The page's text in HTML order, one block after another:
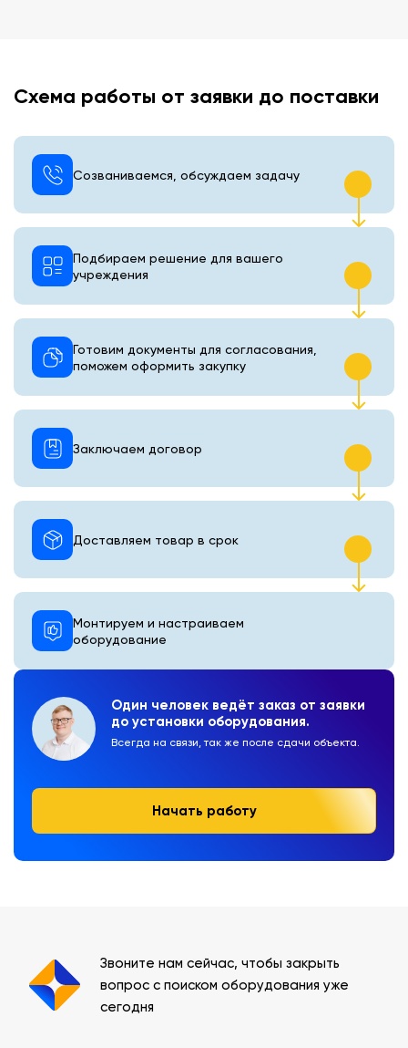
Схема работы от заявки до поставки
Один человек ведёт заказ от заявки
до установки оборудования.
Всегда на связи, так же после сдачи объекта.
Начать работу
Созваниваемся, обсуждаем задачу
Подбираем решение для вашего
учреждения
Готовим документы для согласования,
поможем оформить закупку
Монтируем и настраиваем
оборудование
Доставляем товар в срок
Заключаем договор
Звоните нам сейчас, чтобы закрыть
вопрос с поиском оборудования уже
сегодня